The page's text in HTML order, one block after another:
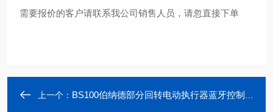
需要报价的客户请联系我公司销售人员，请忽直接下单
上一个： BS100伯纳德部分回转电动执行器蓝牙控制总线协议